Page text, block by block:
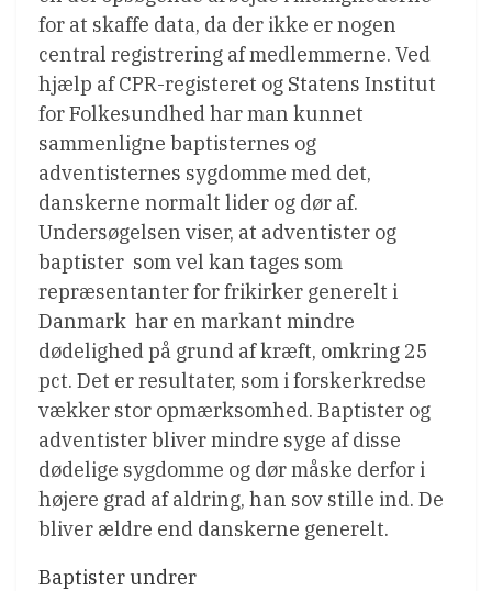
for at skaffe data, da der ikke er nogen
central registrering af medlemmerne. Ved
hjælp af CPR-registeret og Statens Institut
for Folkesundhed har man kunnet
sammenligne baptisternes og
adventisternes sygdomme med det,
danskerne normalt lider og dør af.
Undersøgelsen viser, at adventister og
baptister  som vel kan tages som
repræsentanter for frikirker generelt i
Danmark  har en markant mindre
dødelighed på grund af kræft, omkring 25
pct. Det er resultater, som i forskerkredse
vækker stor opmærksomhed. Baptister og
adventister bliver mindre syge af disse
dødelige sygdomme og dør måske derfor i
højere grad af aldring, han sov stille ind. De
bliver ældre end danskerne generelt.
Baptister undrer